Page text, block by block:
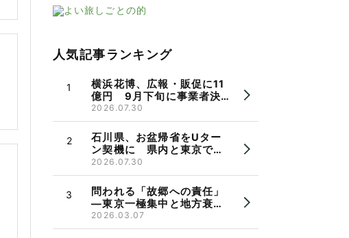
人気記事ランキング
横浜花博、広報・販促に11
億円 9月下旬に事業者決
定、市長パワハラ問題で機
運に懸念も
2026.07.30
石川県、お盆帰省をUター
ン契機に 県内と東京で相
談会 県出身者の検討を後
押し
2026.07.30
問われる「故郷への責任」
―東京一極集中と地方衰
退 郷断ちと帰省のかたち
2026.03.07